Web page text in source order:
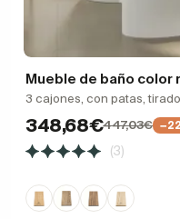
Mueble de baño color
3 cajones, con patas,
348,68€447,03€
(3)